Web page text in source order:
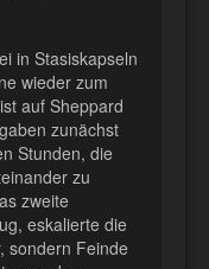
in Stasiskapseln
wieder zum
auf Sheppard
zunächst
Stunden, die
zu
zweite
eskalierte die
sondern Feinde